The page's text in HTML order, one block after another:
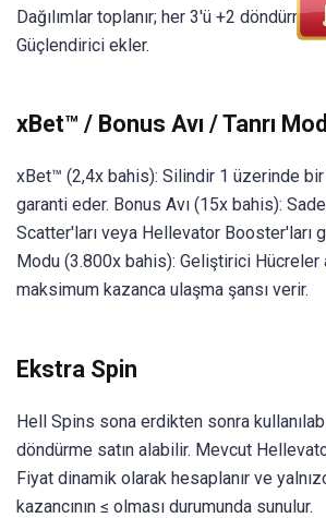
Dağılımlar toplanır; her 3'ü +2 döndürme
Güçlendirici ekler.
xBet™ / Bonus Avı / Tanrı
xBet™ (2,4x bahis): Silindir 1 üzerinde
garanti eder. Bonus Avı (15x bahis):
Scatter'ları veya Hellevator Booster'ları
Modu (3.800x bahis): Geliştirici Hücreler
maksimum kazanca ulaşma şansı verir.
Ekstra Spin
Hell Spins sona erdikten sonra
döndürme satın alabilir. Mevcut
Fiyat dinamik olarak hesaplanır ve
kazancının ≤ olması durumunda sunulur.